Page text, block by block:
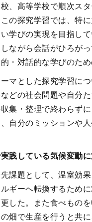
、高等学校で順次ス
の探究学習では、特
学びの実現を目指し
しながら会話がひろが
・対話的な学びのた
マとした探究学習に
どの社会問題や自分
集・整理で終わらず
自分のミッションや
践している気候変動
課題として、温室効
ギーへ転換するため
した。また食べもの
畑で生産を行うと共